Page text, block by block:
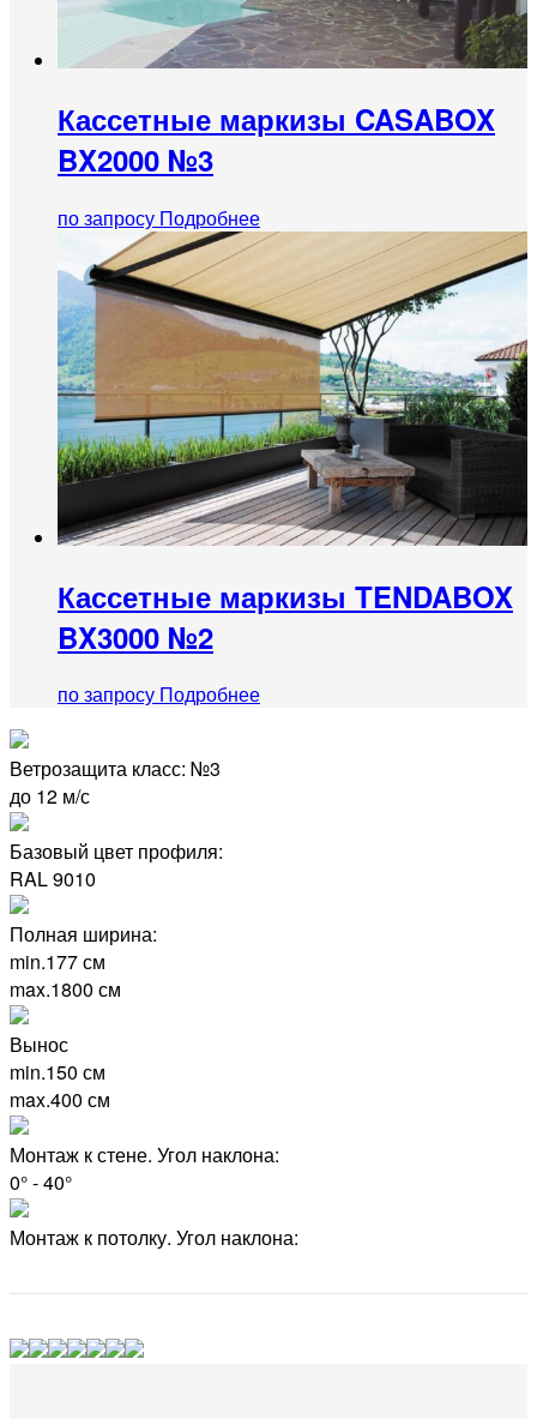
Кассетные маркизы CASABOX
BX2000 №3
по запросу Подробнее
Кассетные маркизы TENDABOX
BX3000 №2
по запросу Подробнее
Ветрозащита класс: №3
до 12 м/с
Базовый цвет профиля:
RAL 9010
Полная ширина:
min.177 см
max.1800 см
Вынос
min.150 см
max.400 см
Монтаж к стене. Угол наклона:
0° - 40°
Монтаж к потолку. Угол наклона: